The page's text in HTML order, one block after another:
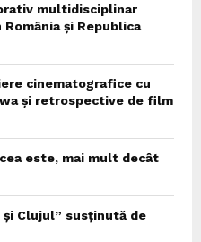
multidisciplinar
și Republica
cinematografice cu
și retrospective de film
este, mai mult decât
Clujul” susținută de